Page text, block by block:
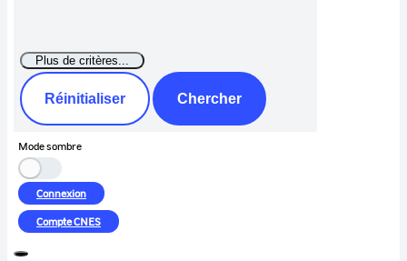
Réinitialiser Chercher
Mode sombre
Connexion
CompteCNES